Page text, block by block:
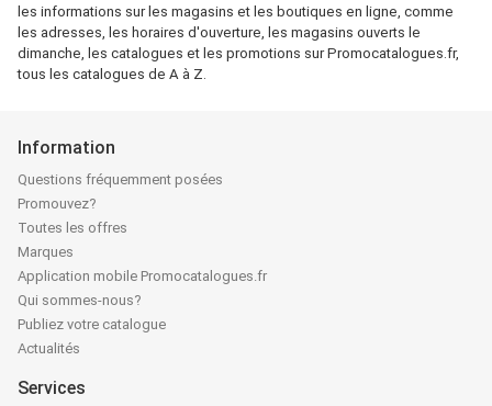
les informations sur les magasins et les boutiques en ligne, comme
les adresses, les horaires d'ouverture, les magasins ouverts le
dimanche, les catalogues et les promotions sur Promocatalogues.fr,
tous les catalogues de A à Z.
Information
Questions fréquemment posées
Promouvez?
Toutes les offres
Marques
Application mobile Promocatalogues.fr
Qui sommes-nous?
Publiez votre catalogue
Actualités
Services